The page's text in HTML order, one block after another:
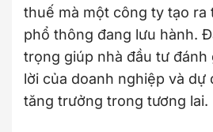
thuế mà một công ty tạo ra
phổ thông đang lưu hành.
trọng giúp nhà đầu tư đánh
lời của doanh nghiệp và dự
tăng trưởng trong tương lai.